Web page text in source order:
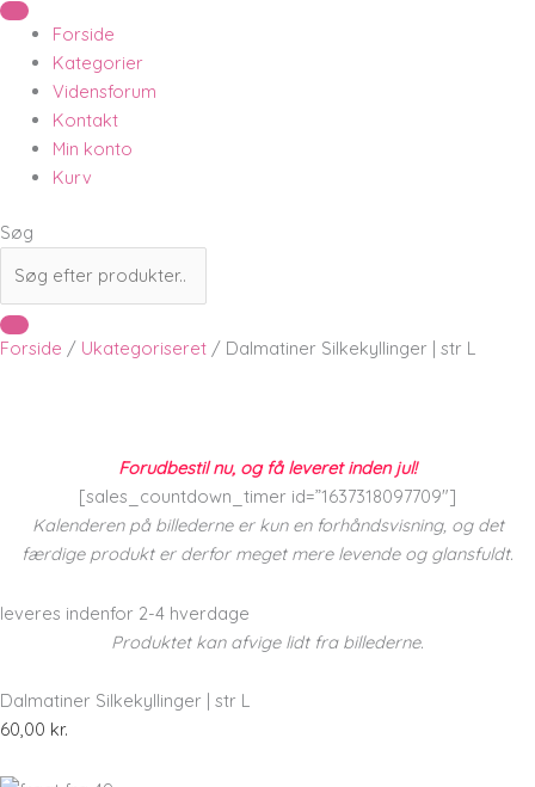
Forside
Kategorier
Vidensforum
Kontakt
Min konto
Kurv
Søg
Forside / Ukategoriseret / Dalmatiner Silkekyllinger | str L
Forudbestil nu, og få leveret inden jul!
[sales_countdown_timer id=”1637318097709″]
Kalenderen på billederne er kun en forhåndsvisning, og det
færdige produkt er derfor meget mere levende og glansfuldt.
leveres indenfor 2-4 hverdage
Produktet kan afvige lidt fra billederne.
Dalmatiner Silkekyllinger | str L
60,00 kr.